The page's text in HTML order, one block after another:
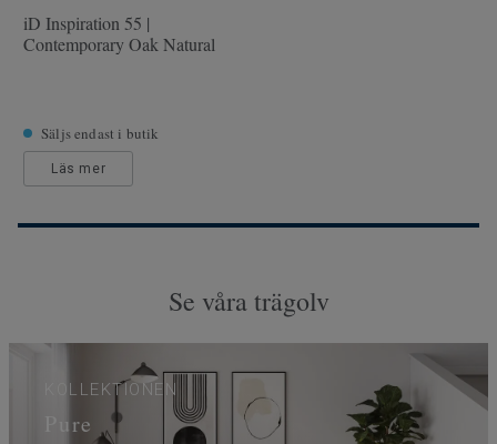
iD Inspiration 55 |
Contemporary Oak Natural
Säljs endast i butik
Läs mer
Se våra trägolv
KOLLEKTIONEN
Pure